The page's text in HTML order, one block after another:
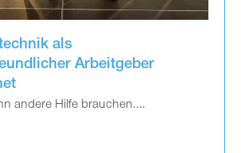
als
Arbeitgeber
andere Hilfe brauchen....